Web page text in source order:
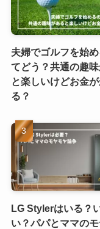
夫婦でゴルフを始
てどう？共通の趣
と楽しいけどお金
る？
LG Stylerはいる？
い？パパとママの